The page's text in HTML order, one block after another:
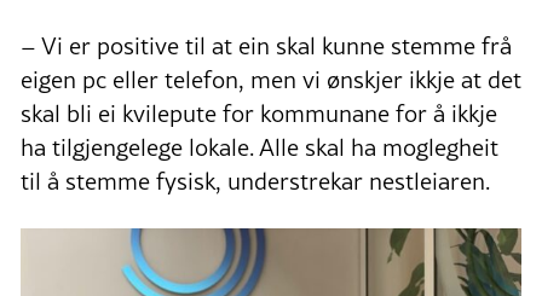
– Vi er positive til at ein skal kunne stemme frå
eigen pc eller telefon, men vi ønskjer ikkje at det
skal bli ei kvilepute for kommunane for å ikkje
ha tilgjengelege lokale. Alle skal ha moglegheit
til å stemme fysisk, understrekar nestleiaren.